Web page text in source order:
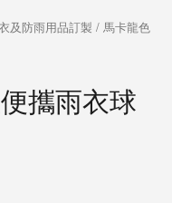
及防雨用品訂製 / 馬卡龍色
攜雨衣球